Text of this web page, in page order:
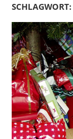
SCHLAGWORT: